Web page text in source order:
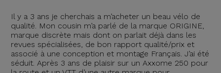
Il y a 3 ans je cherchais a m’acheter un beau vélo de
qualité. Mon cousin m’a parlé de la marque ORIGINE,
marque discrète mais dont on parlait déjà dans les
revues spécialisées, de bon rapport qualité/prix et
associé à une conception et montage Français. J’ai été
séduit. Après 3 ans de plaisir sur un Axxome 250 pour